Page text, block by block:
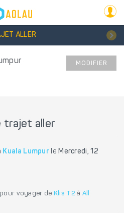
ALLER
MODIFIER
trajet aller
Kuala Lumpur leMercredi, 12
voyager de Klia T2 à All